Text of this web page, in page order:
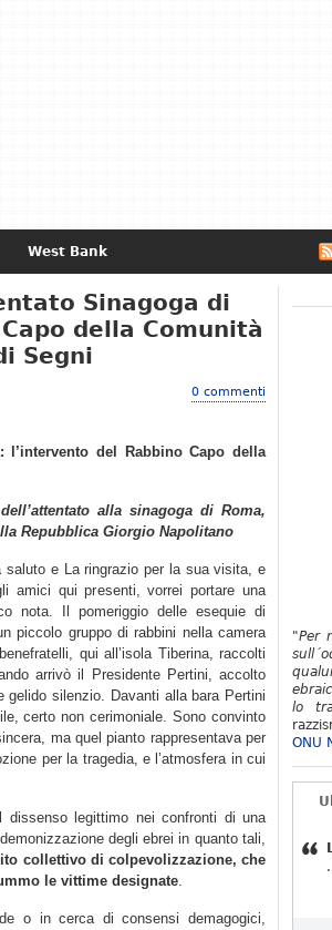
West Bank
Sinagoga di
della Comunità
Segni
0 commenti
l’intervento del Rabbino Capo della
alla sinagoga di Roma,
Repubblica Giorgio Napolitano
saluto e La ringrazio per la sua visita, e
amici qui presenti, vorrei portare una
nota. Il pomeriggio delle esequie di
piccolo gruppo di rabbini nella camera
qui all’isola Tiberina, raccolti
arrivò il Presidente Pertini, accolto
gelido silenzio. Davanti alla bara Pertini
certo non cerimoniale. Sono convinto
ma quel pianto rappresentava per
per la tragedia, e l’atmosfera in cui
dissenso legittimo nei confronti di una
degli ebrei in quanto tali,
collettivo di colpevolizzazione, che
le vittime designate.
o in cerca di consensi demagogici,
"Per
lo
ONU